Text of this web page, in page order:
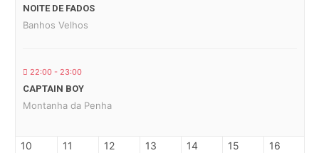
NOITE DE FADOS
Banhos Velhos
22:00 - 23:00
CAPTAIN BOY
Montanha da Penha
10 11 12 13 14 15 16